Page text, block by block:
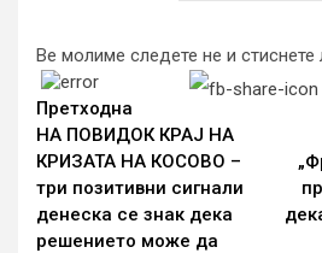
Ве молиме следете не и стиснете
Continue
Reading
Претходна
НА ПОВИДОК КРАЈ НА
КРИЗАТА НА КОСОВО –
три позитивни сигнали
денеска се знак дека
решението може да